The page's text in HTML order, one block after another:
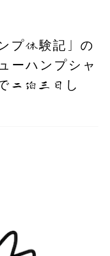
プ体験記」の
ーハンプシャ
二泊三日し